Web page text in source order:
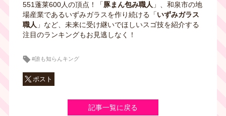
551蓬莱600人の頂点！「豚まん包み職人 」、和泉市の地
場産業であるいずみガラスを作り続ける「いずみガラス
職人 」など、未来に受け継いでほしいスゴ技を紹介する
注目のランキングもお見逃しなく！
#誰も知らんキング
ポスト
記事一覧に戻る